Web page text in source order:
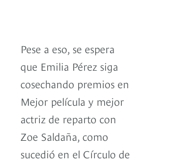
Pese a eso, se espera
que Emilia Pérez siga
cosechando premios en
Mejor película y mejor
actriz de reparto con
Zoe Saldaña, como
sucedió en el Círculo de